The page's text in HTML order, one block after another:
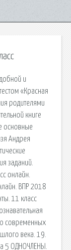
и
«Красная
родителями
книге
основные
Андрея
заданий.
онлайн.
ВПР 2018
11 класс
современных
века. 19.
5 ОДНОЧЛЕНЫ.